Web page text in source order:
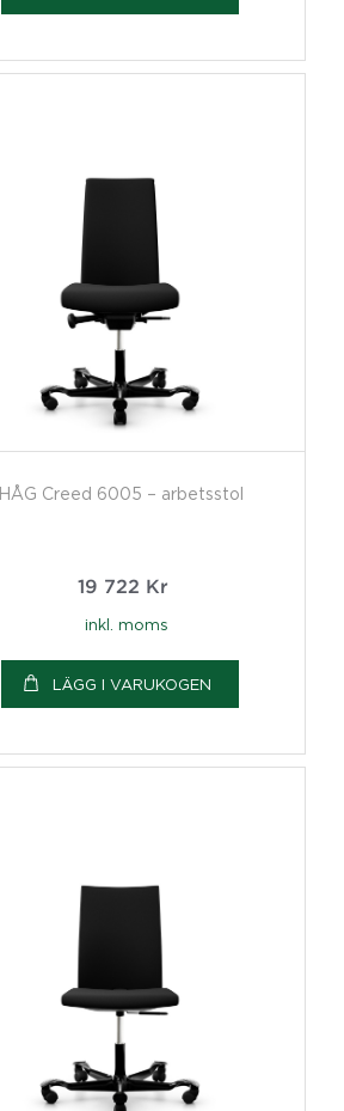
HÅG Creed 6005 – arbetsstol
19 722 Kr
inkl. moms
LÄGG I VARUKOGEN